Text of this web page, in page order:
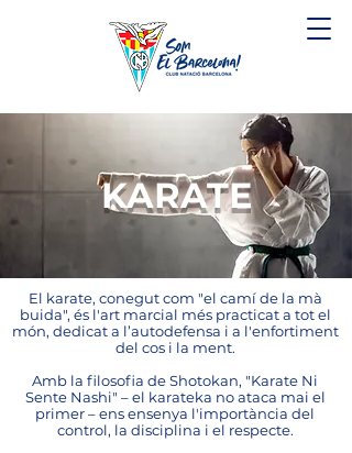
KARATE
El karate, conegut com "el camí de la mà
buida", és l'art marcial més practicat a tot el
món, dedicat a l’autodefensa i a l'enfortiment
del cos i la ment.
Amb la filosofia de Shotokan, "Karate Ni
Sente Nashi" – el karateka no ataca mai el
primer – ens ensenya l'importància del
control, la disciplina i el respecte.